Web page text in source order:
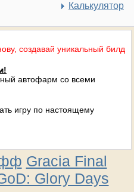
Калькулятор
создавай уникальный билд
автофарм со всеми
игру по настоящему
Gracia Final
Glory Days